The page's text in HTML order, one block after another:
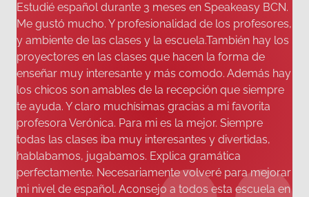
Estudié español durante 3 meses en Speakeasy BCN.
Me gustó mucho. Y profesionalidad de los profesores,
y ambiente de las clases y la escuela.También hay los
proyectores en las clases que hacen la forma de
enseñar muy interesante y más comodo. Además hay
los chicos son amables de la recepción que siempre
te ayuda. Y claro muchísimas gracias a mi favorita
profesora Verónica. Para mi es la mejor. Siempre
todas las clases iba muy interesantes y divertidas,
hablabamos, jugabamos. Explica gramática
perfectamente. Necesariamente volveré para mejorar
mi nivel de español. Aconsejo a todos esta escuela en